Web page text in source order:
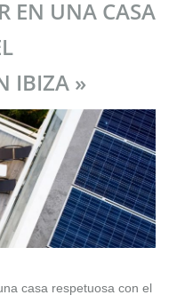
EN UNA CASA
IBIZA »
casa respetuosa con el